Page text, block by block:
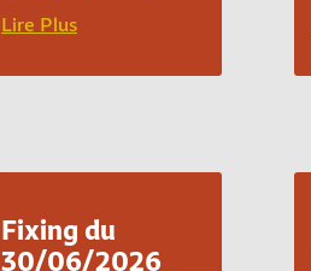
Lire Plus
Fixing du
30/06/2026